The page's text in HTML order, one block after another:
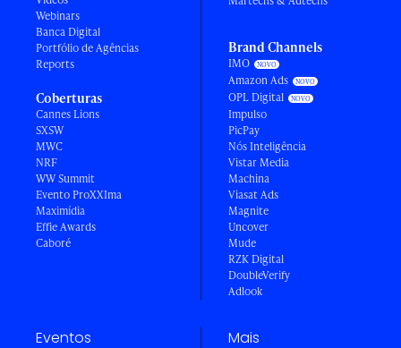
Webinars
Banca Digital
Portfólio de Agências
Reports
Coberturas
Cannes Lions
SXSW
MWC
NRF
WW Summit
Evento ProXXIma
Maximídia
Effie Awards
Caboré
Brand Channels
IMO
Amazon Ads
OPL Digital
Impulso
PicPay
Nós Inteligência
Vistar Media
Machina
Viasat Ads
Magnite
Uncover
Mude
RZK Digital
DoubleVerify
Adlook
Eventos Mais